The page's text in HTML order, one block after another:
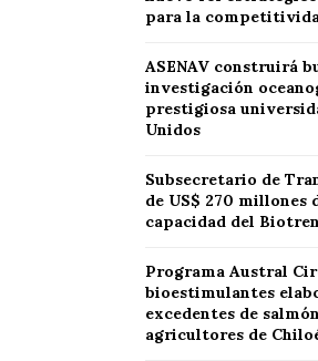
para la
ASENAV construirá
investigación
prestigiosa
Unidos
Subsecretario de
de US$ 270 millones
capacidad del
Programa Austral
bioestimulantes
excedentes de
agricultores de